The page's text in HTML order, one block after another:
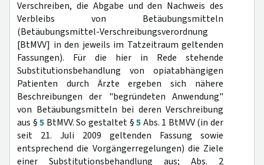
Verschreiben, die Abgabe und den Nachweis des
Verbleibs von Betäubungsmitteln
(Betäubungsmittel-Verschreibungsverordnung
[BtMVV] in den jeweils im Tatzeitraum geltenden
Fassungen). Für die hier in Rede stehende
Substitutionsbehandlung von opiatabhängigen
Patienten durch Ärzte ergeben sich nähere
Beschreibungen der "begründeten Anwendung"
von Betäubungsmitteln bei deren Verschreibung
aus §5 BtMVV. So gestaltet §5Abs. 1 BtMVV (in der
seit 21. Juli 2009 geltenden Fassung sowie
entsprechend die Vorgängerregelungen) die Ziele
einer Substitutionsbehandlung aus; Abs. 2